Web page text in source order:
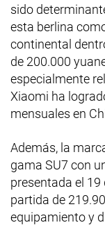
sido
esta berlina
continental
de 200.000
especialmente
Xiaomi ha
mensuales en
Además, la
gama SU7 con
presentada el 19
partida de
equipamiento y